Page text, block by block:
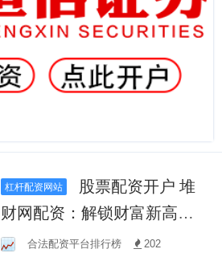
杠杆配资网站
财网配资：解锁财富新高
度，轻松实现财务自由
合法配资平台排行榜 202